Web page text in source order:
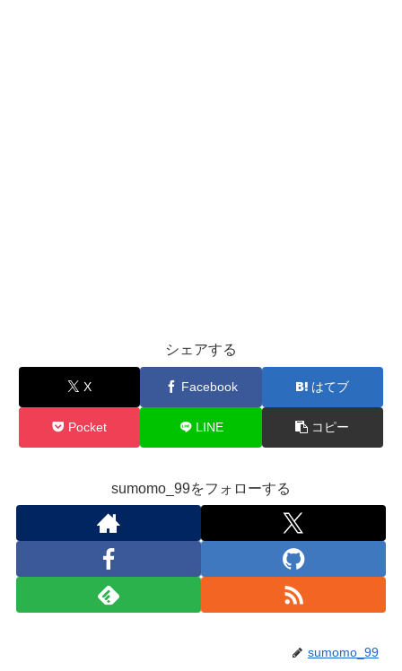
シェアする
X Facebook はてブ
Pocket LINE コピー
sumomo_99をフォローする
sumomo_99